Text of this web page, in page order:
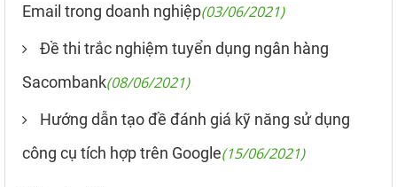
Email trong doanh nghiệp(03/06/2021)
Đề thi trắc nghiệm tuyển dụng ngân hàng
Sacombank(08/06/2021)
Hướng dẫn tạo đề đánh giá kỹ năng sử dụng
công cụ tích hợp trên Google(15/06/2021)